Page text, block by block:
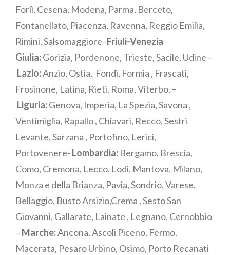
Forlì, Cesena, Modena, Parma, Berceto,
Fontanellato, Piacenza, Ravenna, Reggio Emilia,
Rimini, Salsomaggiore- Friuli-Venezia
Giulia:Gorizia, Pordenone, Trieste, Sacile, Udine –
Lazio:Anzio, Ostia, Fondi, Formia , Frascati,
Frosinone, Latina, Rieti, Roma, Viterbo, –
Liguria:Genova, Imperia, La Spezia, Savona ,
Ventimiglia, Rapallo , Chiavari, Recco, Sestri
Levante, Sarzana , Portofino, Lerici,
Portovenere- Lombardia: Bergamo, Brescia,
Como, Cremona, Lecco, Lodi, Mantova, Milano,
Monza e della Brianza, Pavia, Sondrio, Varese,
Bellaggio, Busto Arsizio,Crema , Sesto San
Giovanni, Gallarate, Lainate , Legnano, Cernobbio
– Marche:Ancona, Ascoli Piceno, Fermo,
Macerata, Pesaro Urbino, Osimo, Porto Recanati